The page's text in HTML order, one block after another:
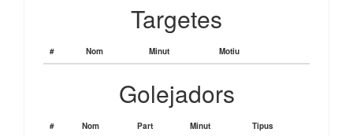
Targetes
# Nom Minut Motiu
Golejadors
# Nom Part Minut Tipus